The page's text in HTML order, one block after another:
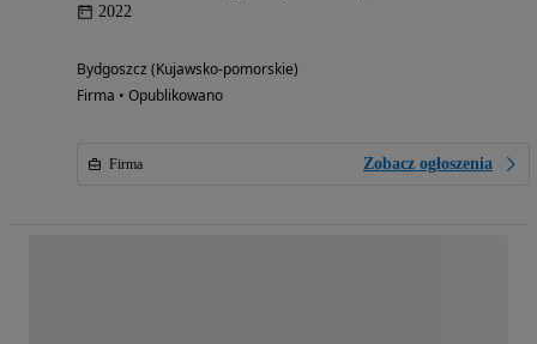
2022
Bydgoszcz (Kujawsko-pomorskie)
Firma • Opublikowano
Firma Zobacz ogłoszenia